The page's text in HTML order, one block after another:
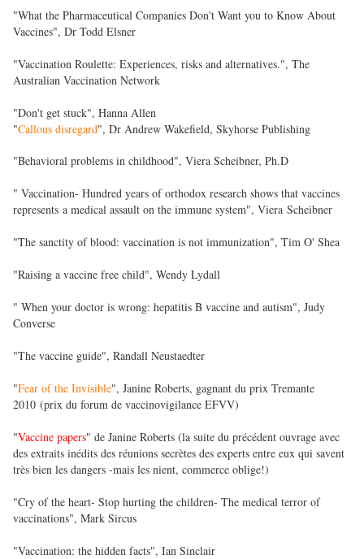
"What the Pharmaceutical Companies Don't Want you to Know About
Vaccines", Dr Todd Elsner
"Vaccination Roulette: Experiences, risks and alternatives.", The
Australian Vaccination Network
"Don't get stuck", Hanna Allen
"Callous disregard", Dr Andrew Wakefield, Skyhorse Publishing
"Behavioral problems in childhood", Viera Scheibner, Ph.D
" Vaccination- Hundred years of orthodox research shows that vaccines
represents a medical assault on the immune system", Viera Scheibner
"The sanctity of blood: vaccination is not immunization", Tim O' Shea
"Raising a vaccine free child", Wendy Lydall
" When your doctor is wrong: hepatitis B vaccine and autism", Judy
Converse
"The vaccine guide", Randall Neustaedter
"Fear of the Invisible", Janine Roberts, gagnant du prix Tremante
2010 (prix du forum de vaccinovigilance EFVV)
"Vaccine papers" de Janine Roberts (la suite du précédent ouvrage avec
des extraits inédits des réunions secrètes des experts entre eux qui savent
très bien les dangers -mais les nient, commerce oblige!)
"Cry of the heart- Stop hurting the children- The medical terror of
vaccinations", Mark Sircus
"Vaccination: the hidden facts", Ian Sinclair